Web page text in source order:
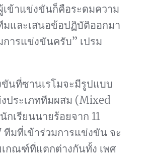
ข้าแข่งขันก็คือระดมความ
มและเสนอข้อปฏิบัติออกมา
ารแข่งขันครับ” เปรม
นที่ซานเรโมจะมีรูปแบบ
ประเภททีมผสม (Mixed
กเรียนนายร้อยจาก 11
ทีมที่เข้าร่วมการแข่งขัน จะ
กณฑ์ที่แตกต่างกันทั้ง เพศ